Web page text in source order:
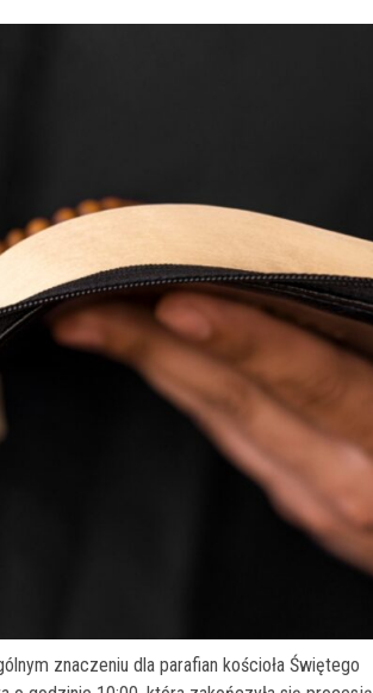
znaczeniu dla parafian kościoła Świętego